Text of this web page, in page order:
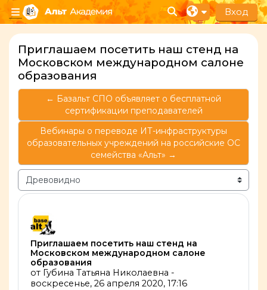
Перейти к основному содержанию
Боковая панель
Изменить данные
Вход
Приглашаем посетить наш стенд на
Московском международном салоне
образования
← Базальт СПО объявляет о бесплатной
сертификации преподавателей
Вебинары о переводе ИТ-инфраструктуры
образовательных учреждений на российские ОС
семейства «Альт» →
Режим отображения
Приглашаем посетить наш стенд на
Московском международном салоне
образования
от Губина Татьяна Николаевна -
воскресенье, 26 апреля 2020, 17:16
Количество ответов: 0